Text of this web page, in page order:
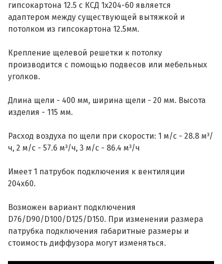
гипсокартона 12.5 с КСД 1х204-60 является
адаптером между существующей вытяжкой и
потолком из гипсокартона 12.5мм.
Крепление щелевой решетки к потолку
производится с помощью подвесов или мебельных
уголков.
Длина щели - 400 мм, ширина щели - 20 мм. Высота
изделия - 115 мм.
Расход воздуха по щели при скорости: 1 м/с - 28.8 м³/
ч, 2 м/с - 57.6 м³/ч, 3 м/с - 86.4 м³/ч
Имеет 1 патрубок подключения к вентиляции
204х60.
Возможен вариант подключения
D76/D90/D100/D125/D150. При изменении размера
патрубка подключения габаритные размеры и
стоимость диффузора могут изменяться.